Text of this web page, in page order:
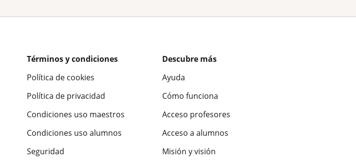
Términos y condiciones
Política de cookies
Política de privacidad
Condiciones uso maestros
Condiciones uso alumnos
Seguridad
Descubre más
Ayuda
Cómo funciona
Acceso profesores
Acceso a alumnos
Misión y visión